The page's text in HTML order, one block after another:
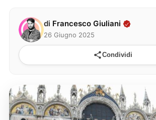
di Francesco Giuliani
26 Giugno 2025
Condividi